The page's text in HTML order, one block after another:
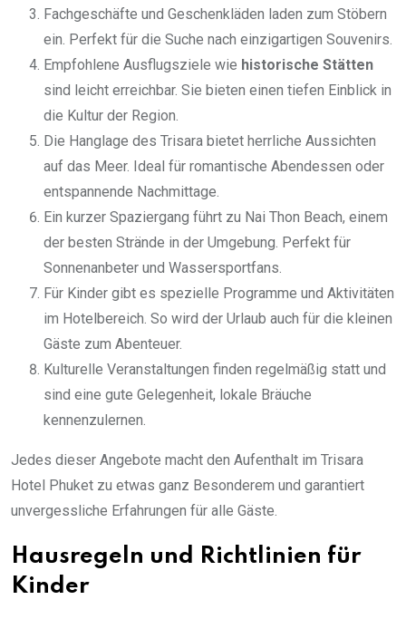
Fachgeschäfte und Geschenkläden laden zum Stöbern
ein. Perfekt für die Suche nach einzigartigen Souvenirs.
Empfohlene Ausflugsziele wie historische Stätten
sind leicht erreichbar. Sie bieten einen tiefen Einblick in
die Kultur der Region.
Die Hanglage des Trisara bietet herrliche Aussichten
auf das Meer. Ideal für romantische Abendessen oder
entspannende Nachmittage.
Ein kurzer Spaziergang führt zu Nai Thon Beach, einem
der besten Strände in der Umgebung. Perfekt für
Sonnenanbeter und Wassersportfans.
Für Kinder gibt es spezielle Programme und Aktivitäten
im Hotelbereich. So wird der Urlaub auch für die kleinen
Gäste zum Abenteuer.
Kulturelle Veranstaltungen finden regelmäßig statt und
sind eine gute Gelegenheit, lokale Bräuche
kennenzulernen.
Jedes dieser Angebote macht den Aufenthalt im Trisara
Hotel Phuket zu etwas ganz Besonderem und garantiert
unvergessliche Erfahrungen für alle Gäste.
Hausregeln und Richtlinien für
Kinder